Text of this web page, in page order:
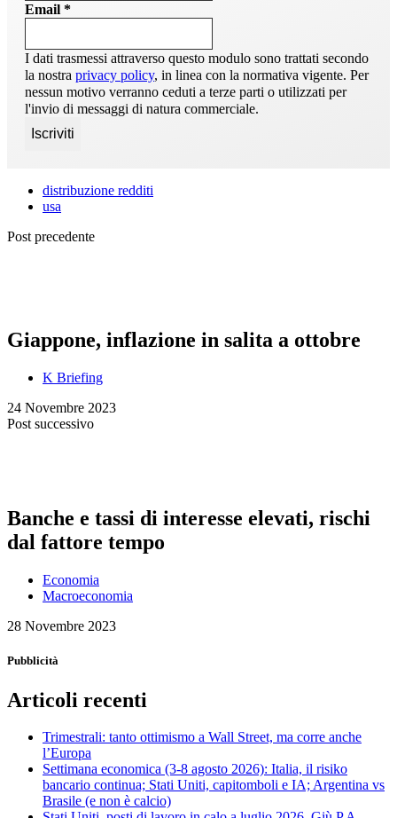
Email *
I dati trasmessi attraverso questo modulo sono trattati secondo
la nostra privacy policy, in linea con la normativa vigente. Per
nessun motivo verranno ceduti a terze parti o utilizzati per
l'invio di messaggi di natura commerciale.
distribuzione redditi
usa
Post precedente
Giappone, inflazione in salita a ottobre
K Briefing
24 Novembre 2023
Post successivo
Banche e tassi di interesse elevati, rischi
dal fattore tempo
Economia
Macroeconomia
28 Novembre 2023
Pubblicità
Articoli recenti
Trimestrali: tanto ottimismo a Wall Street, ma corre anche
l’Europa
Settimana economica (3-8 agosto 2026): Italia, il risiko
bancario continua; Stati Uniti, capitomboli e IA; Argentina vs
Brasile (e non è calcio)